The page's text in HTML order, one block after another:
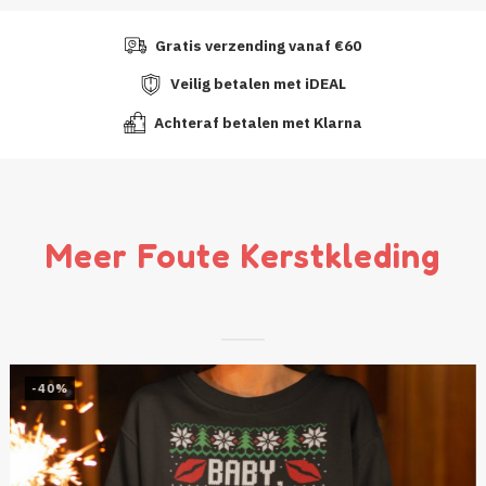
Gratis verzending vanaf €60
Veilig betalen met iDEAL
Achteraf betalen met Klarna
Meer Foute Kerstkleding
-40%